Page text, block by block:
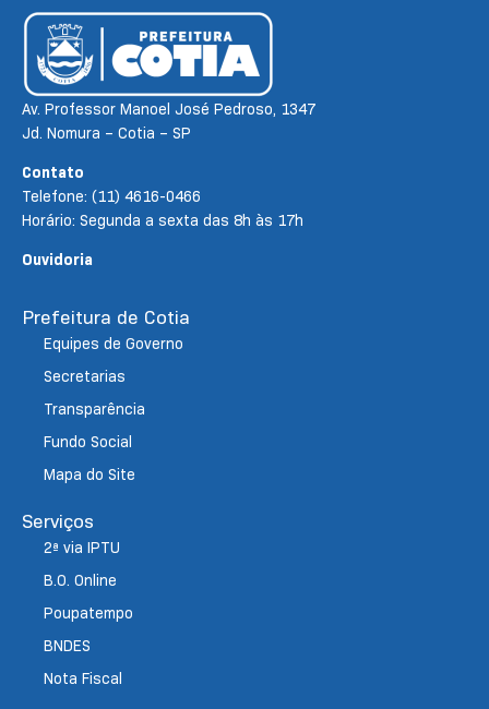
Av. Professor Manoel José Pedroso, 1347
Jd. Nomura – Cotia – SP
Contato
Telefone: (11) 4616-0466
Horário: Segunda a sexta das 8h às 17h
Ouvidoria
Prefeitura de Cotia
Equipes de Governo
Secretarias
Transparência
Fundo Social
Mapa do Site
Serviços
2ª via IPTU
B.O. Online
Poupatempo
BNDES
Nota Fiscal